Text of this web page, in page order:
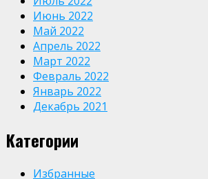
Июнь 2022
Май 2022
Апрель 2022
Март 2022
Февраль 2022
Январь 2022
Декабрь 2021
Категории
Избранные